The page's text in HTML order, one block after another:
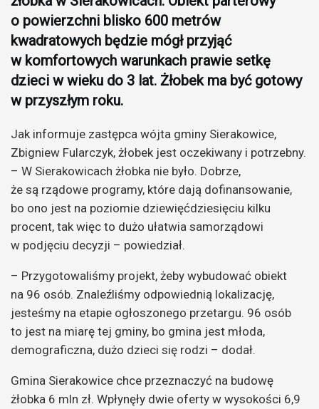
o powierzchni blisko 600 metrów
kwadratowych będzie mógł przyjąć
w komfortowych warunkach prawie setkę
dzieci w wieku do 3 lat. Żłobek ma być gotowy
w przyszłym roku.
Jak informuje zastępca wójta gminy Sierakowice,
Zbigniew Fularczyk, żłobek jest oczekiwany i potrzebny.
– W Sierakowicach żłobka nie było. Dobrze,
że są rządowe programy, które dają dofinansowanie,
bo ono jest na poziomie dziewięćdziesięciu kilku
procent, tak więc to dużo ułatwia samorządowi
w podjęciu decyzji – powiedział.
– Przygotowaliśmy projekt, żeby wybudować obiekt
na 96 osób. Znaleźliśmy odpowiednią lokalizację,
jesteśmy na etapie ogłoszonego przetargu. 96 osób
to jest na miarę tej gminy, bo gmina jest młoda,
demograficzna, dużo dzieci się rodzi – dodał.
Gmina Sierakowice chce przeznaczyć na budowę
żłobka 6 mln zł. Wpłynęły dwie oferty w wysokości 6,9